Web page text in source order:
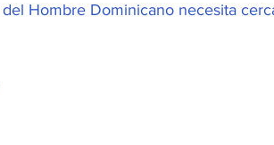
Hombre Dominicano necesita